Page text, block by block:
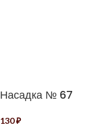
Насадка № 67
130₽